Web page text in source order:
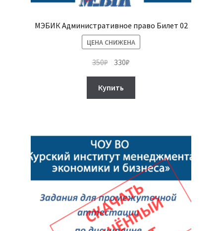
МЭБИК Административное право Билет 02
ЦЕНА СНИЖЕНА
350₽ Первоначальная
цена
составляла
350₽.
330₽
цена:
Купить